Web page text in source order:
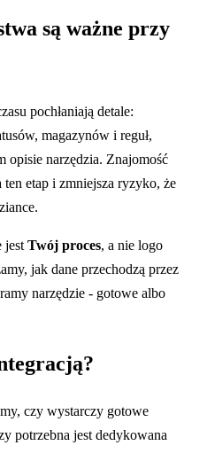
są ważne przy
pochłaniają detale:
magazynów i reguł,
narzędzia. Znajomość
ten etap i zmniejsza ryzyko, że
jest Twój proces, a nie logo
jak dane przechodzą przez
narzędzie - gotowe albo
czy wystarczy gotowe
potrzebna jest dedykowana